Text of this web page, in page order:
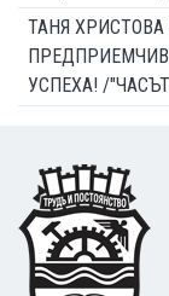
ТАНЯ ХРИСТОВА
УСПЕХА! /
Footer